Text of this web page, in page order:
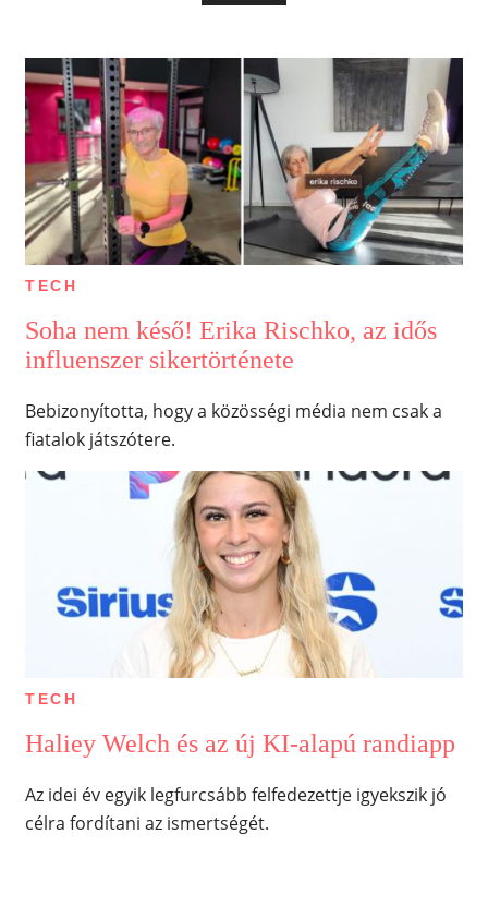
TECH
Soha nem késő! Erika Rischko, az idős
influenszer sikertörténete
Bebizonyította, hogy a közösségi média nem csak a
fiatalok játszótere.
TECH
Haliey Welch és az új KI-alapú randiapp
Az idei év egyik legfurcsább felfedezettje igyekszik jó
célra fordítani az ismertségét.